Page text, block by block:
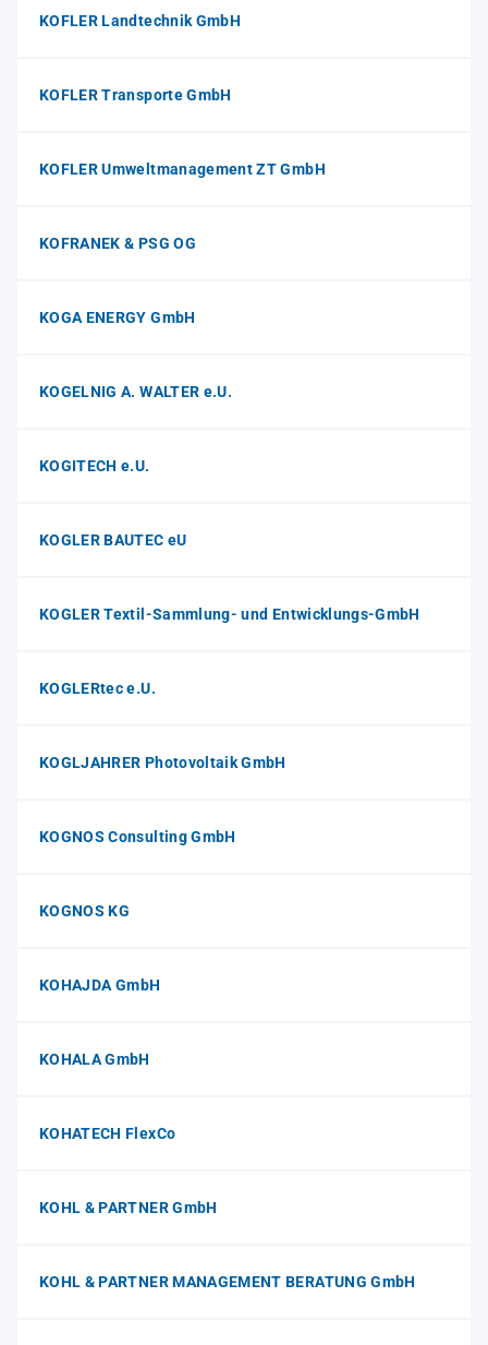
KOFLER Landtechnik GmbH
KOFLER Transporte GmbH
KOFLER Umweltmanagement ZT GmbH
KOFRANEK & PSG OG
KOGA ENERGY GmbH
KOGELNIG A. WALTER e.U.
KOGITECH e.U.
KOGLER BAUTEC eU
KOGLER Textil-Sammlung- und Entwicklungs-GmbH
KOGLERtec e.U.
KOGLJAHRER Photovoltaik GmbH
KOGNOS Consulting GmbH
KOGNOS KG
KOHAJDA GmbH
KOHALA GmbH
KOHATECH FlexCo
KOHL & PARTNER GmbH
KOHL & PARTNER MANAGEMENT BERATUNG GmbH